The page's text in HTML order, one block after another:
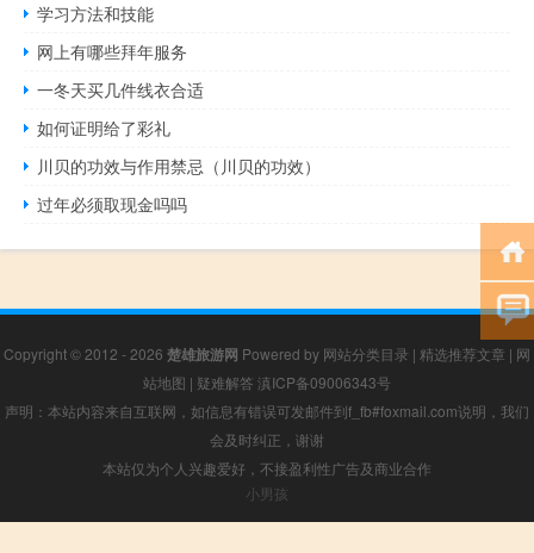
学习方法和技能
网上有哪些拜年服务
一冬天买几件线衣合适
如何证明给了彩礼
川贝的功效与作用禁忌（川贝的功效）
过年必须取现金吗吗
Copyright © 2012 - 2026 楚雄旅游网 Powered by 网站分类目录 | 精选推荐文章 | 网
站地图 | 疑难解答 滇ICP备09006343号
声明：本站内容来自互联网，如信息有错误可发邮件到f_fb#foxmail.com说明，我们
会及时纠正，谢谢
本站仅为个人兴趣爱好，不接盈利性广告及商业合作
小男孩